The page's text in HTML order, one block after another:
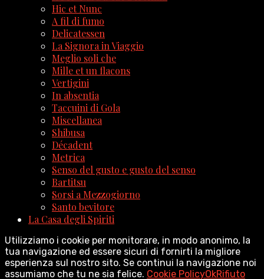
Hic et Nunc
A fil di fumo
Delicatessen
La Signora in Viaggio
Meglio soli che
Mille et un flacons
Vertigini
In absentia
Taccuini di Gola
Miscellanea
Shibusa
Décadent
Metrica
Senso del gusto e gusto del senso
Bartitsu
Sorsi a Mezzogiorno
Santo bevitore
La Casa degli Spiriti
Utilizziamo i cookie per monitorare, in modo anonimo, la
tua navigazione ed essere sicuri di fornirti la migliore
esperienza sul nostro sito. Se continui la navigazione noi
assumiamo che tu ne sia felice. Cookie PolicyOkRifiuto